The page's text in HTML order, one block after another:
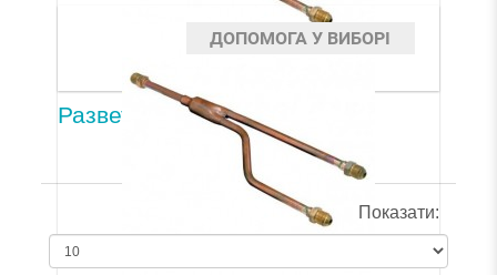
Разветвитель LG PMBL 3620
ДОПОМОГА У ВИБОРІ
Показати: